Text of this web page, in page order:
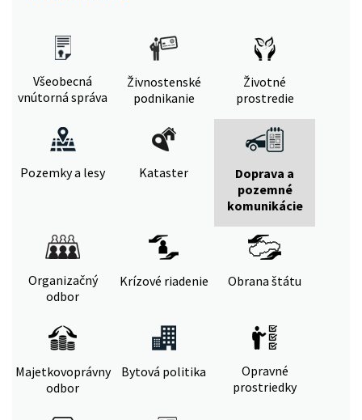
Všeobecná
vnútorná správa
Živnostenské
podnikanie
Životné
prostredie
Pozemky a lesy Kataster
Doprava a
pozemné
komunikácie
Organizačný
odbor
Krízové riadenie Obrana štátu
Majetkovoprávny
odbor
Bytová politika
Opravné
prostriedky